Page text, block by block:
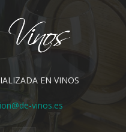
EN VINOS
vinos.es